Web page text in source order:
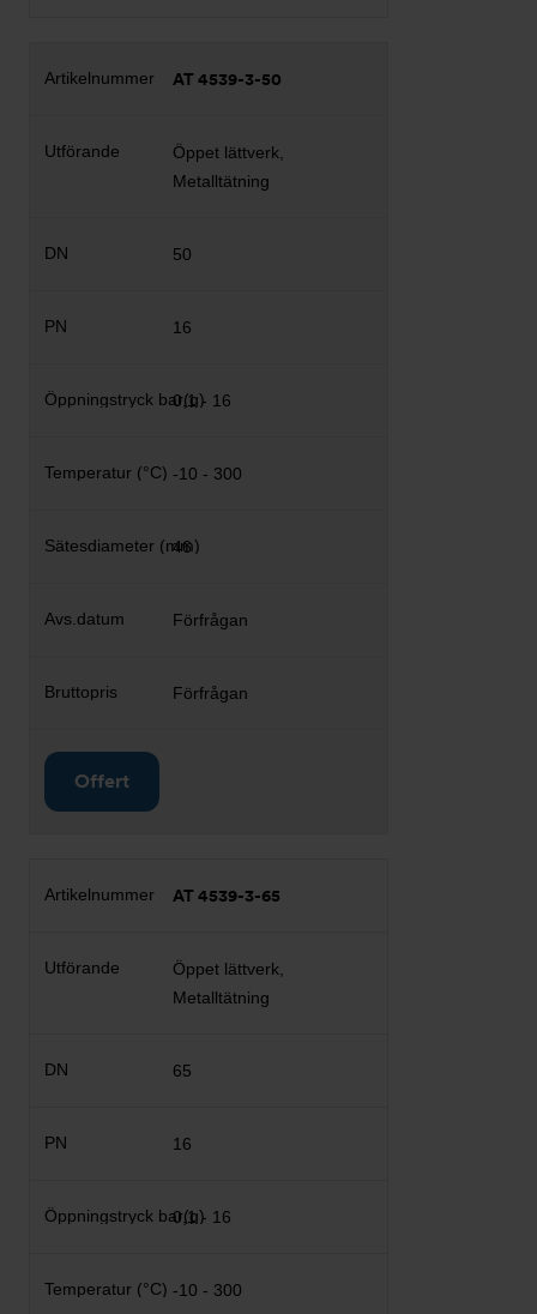
AT 4539-3-50
Öppet lättverk,
Metalltätning
50
16
0,1 - 16
-10 - 300
46
Förfrågan
Förfrågan
Offert
AT 4539-3-65
Öppet lättverk,
Metalltätning
65
16
0,1 - 16
-10 - 300